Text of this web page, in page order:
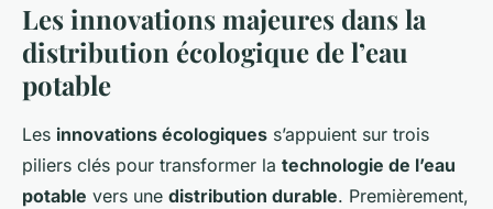
Les innovations majeures dans la
distribution écologique de l’eau
potable
Les innovations écologiques s’appuient sur trois
piliers clés pour transformer la technologie de l’eau
potable vers une distribution durable. Premièrement,